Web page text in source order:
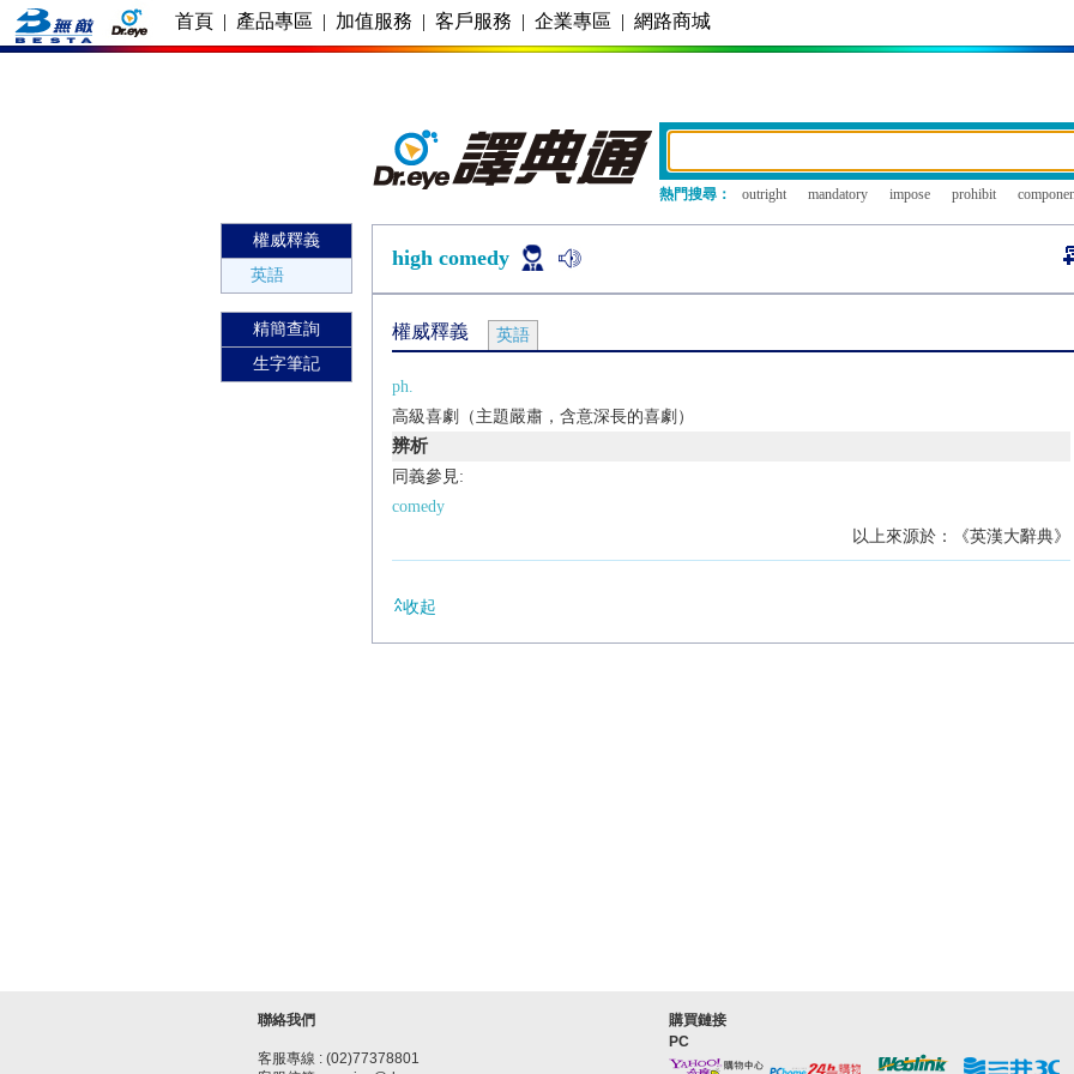
首頁 | 產品專區 | 加值服務 | 客戶服務 | 企業專區 | 網路商城
熱門搜尋： outright mandatory impose prohibit
權威釋義
英語
精簡查詢
生字筆記
high comedy
權威釋義 英語
ph.
高級喜劇（主題嚴肅，含意深長的喜劇）
辨析
同義參見:
comedy
以上來源於：《英漢大辭典》
收起
聯絡我們
客服專線 : (02)77378801
購買鏈接
PC